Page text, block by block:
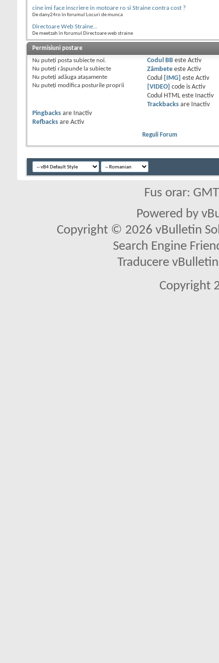
cine imi face inscriere in motoare ro si Straine contra cost ?
De dany24ro în forumul Locuri de munca
Directoare Web Straine...
De meetzah în forumul Directoare web straine
Permisiuni postare
Nu puteţi posta subiecte noi.
Nu puteţi răspunde la subiecte
Nu puteţi adăuga ataşamente
Nu puteţi modifica posturile proprii
Codul BBeste Activ
Zâmbeteeste Activ
Codul
[IMG] este Activ
[VIDEO]
code is Activ
Codul HTML este
Inactiv
Trackbacksare
Inactiv
Pingbacks are
Inactiv
Refbacks are Activ
Reguli Forum
Fus orar:
Powered by
Copyright © 2026 vBulletin
Search Engine
Traducere
Copyright